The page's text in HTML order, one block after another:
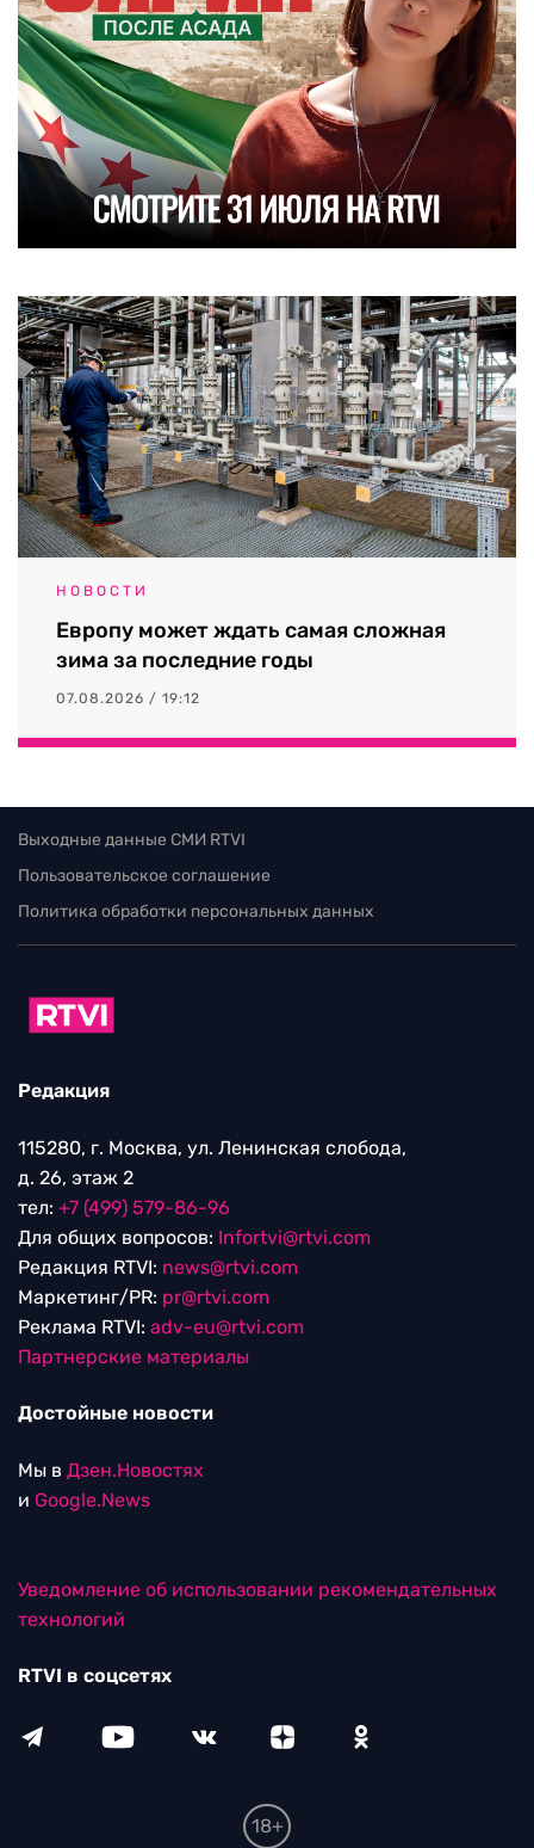
НОВОСТИ
Европу может ждать самая сложная
зима за последние годы
07.08.2026 / 19:12
Выходные данные СМИ RTVI
Пользовательское соглашение
Политика обработки персональных данных
Редакция
115280, г. Москва, ул. Ленинская слобода,
д. 26, этаж 2
тел: +7 (499) 579-86-96
Для общих вопросов: Infortvi@rtvi.com
Редакция RTVI: news@rtvi.com
Маркетинг/PR: pr@rtvi.com
Реклама RTVI: adv-eu@rtvi.com
Партнерские материалы
Достойные новости
Мы в Дзен.Новостях
и Google.News
Уведомление об использовании рекомендательных
технологий
RTVI в соцсетях
18+